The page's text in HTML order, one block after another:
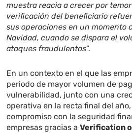
muestra reacia a crecer por
verificación del beneficiario
sus operaciones en un momento
Navidad, cuando se dispara el
ataques fraudulentos”.
En un contexto en el que las
periodo de mayor volumen de
vulnerabilidad, junto con una
operativa en la recta final del
compromiso con la seguridad
empresas gracias aVerification